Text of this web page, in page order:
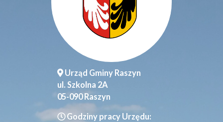
Urząd Gminy Raszyn
ul. Szkolna 2A
05-090 Raszyn
Godziny pracy Urzędu: